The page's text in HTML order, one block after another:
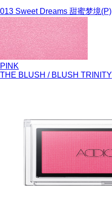
013 Sweet Dreams 甜蜜梦境(P)
PINK
THE BLUSH / BLUSH TRINITY